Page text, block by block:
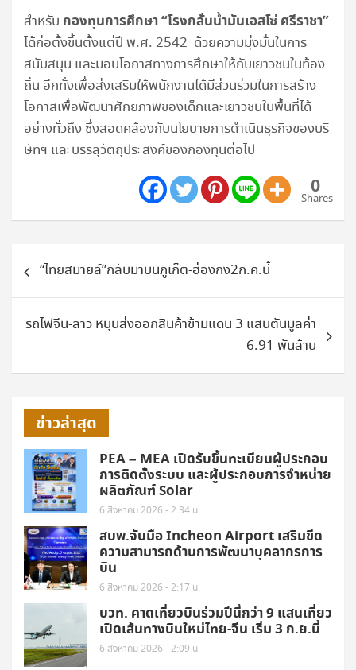
สำหรับ กองทุนการศึกษา “โรงกลั่นน้ำมันเอสโซ่ ศรีราชา”
ได้ก่อตั้งขึ้นตั้งแต่ปี พ.ศ. 2542 ด้วยความมุ่งมั่นในการ
สนับสนุน และมอบโอกาสทางการศึกษาให้กับเยาวชนในท้อง
ถิ่น อีกทั้งเพื่อส่งเสริมให้พนักงานได้มีส่วนร่วมในการสร้าง
โอกาสเพื่อพัฒนาศักยภาพของเด็กและเยาวชนในพื้นที่ได้
อย่างทั่วถึง ซึ่งสอดคล้องกับนโยบายการดำเนินธุรกิจของบริ
ษัทฯ และบรรลุวัตถุประสงค์ของกองทุนต่อไป
0
Shares
แนะแนว
เรื่อง“ไทยสมายล์”กลับมาบินภูเก็ต-ฮ่องกง2ก.ค.นี้
รถไฟจีน-ลาว หนุนส่งออกสินค้าข้ามแดน 3 แสนตันมูลค่า
6.91 พันล้าน
ข่าวล่าสุด
PEA – MEA เปิดรับขึ้นทะเบียนผู้ประกอบ
การติดตั้งระบบ และผู้ประกอบการจำหน่าย
ผลิตภัณฑ์ Solar
6 สิงหาคม 2026 - 2:34 น.
สบพ.จับมือ Incheon Airport เสริมขีด
ความสามารถด้านการพัฒนาบุคลากรการ
บิน
6 สิงหาคม 2026 - 2:17 น.
บวท. คาดเที่ยวบินร่วมปีนี้กว่า 9 แสนเที่ยว
เปิดเส้นทางบินใหม่ไทย-จีน เริ่ม 3 ก.ย.นี้
6 สิงหาคม 2026 - 2:09 น.